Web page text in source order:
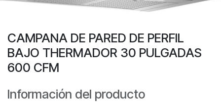
CAMPANA DE PARED DE PERFIL
BAJO THERMADOR 30 PULGADAS
600 CFM
Información del producto